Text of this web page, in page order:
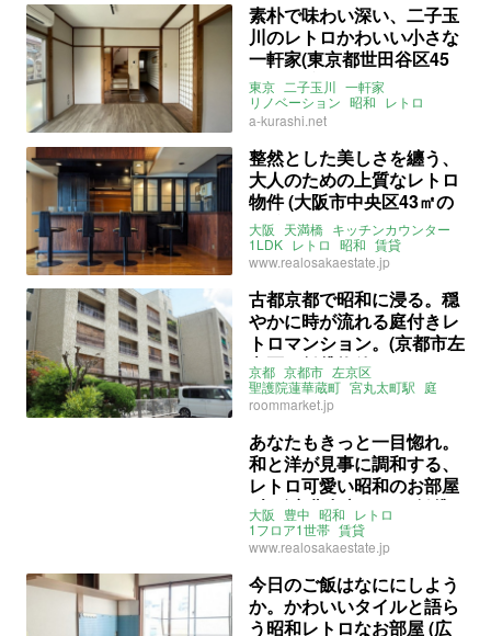
素朴で味わい深い、二子玉
川のレトロかわいい小さな
一軒家(東京都世田谷区45
㎡の賃貸物件)
東京 二子玉川 一軒家
リノベーション 昭和 レトロ
世田谷区 鎌田
川沿い
自然
a-kurashi.net
整然とした美しさを纏う、
大人のための上質なレトロ
物件 (大阪市中央区43㎡の
賃貸物件)
大阪 天満橋 キッチンカウンター
1LDK レトロ 昭和 賃貸
www.realosakaestate.jp
古都京都で昭和に浸る。穏
やかに時が流れる庭付きレ
トロマンション。(京都市左
京区の賃貸物件)
京都 京都市 左京区
聖護院蓮華蔵町 宮丸太町駅 庭
サンルーム レトロ
ライター：山中みく
ルームマーケット
roommarket.jp
あなたもきっと一目惚れ。
和と洋が見事に調和する、
レトロ可愛い昭和のお部屋
(大阪府豊中市66㎡の賃貸
物件)
大阪 豊中 昭和 レトロ
1フロア1世帯 賃貸
www.realosakaestate.jp
今日のご飯はなににしよう
か。かわいいタイルと語ら
う昭和レトロなお部屋 (広